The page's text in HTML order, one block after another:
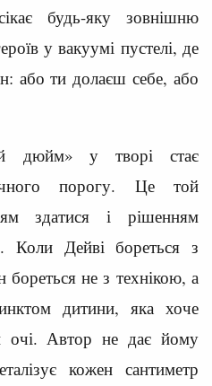
будь-яку зовнішню
у вакуумі пустелі, де
або ти долаєш себе, або
дюйм» у творі стає
порогу. Це той
здатися і рішенням
Дейві бореться з
бореться не з технікою, а
дитини, яка хоче
очі. Автор не дає йому
кожен сантиметр